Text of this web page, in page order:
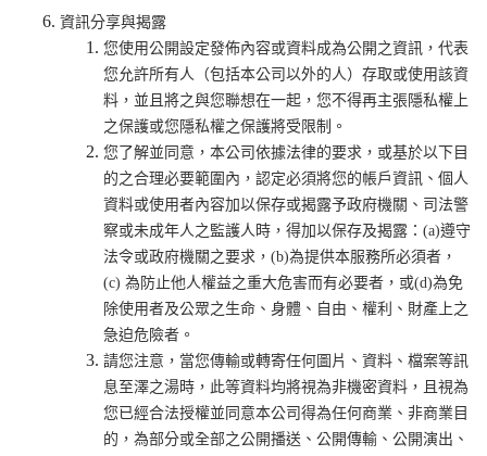
資訊分享與揭露
您使用公開設定發佈內容或資料成為公開之資訊，代表
您允許所有人（包括本公司以外的人）存取或使用該資
料，並且將之與您聯想在一起，您不得再主張隱私權上
之保護或您隱私權之保護將受限制。
您了解並同意，本公司依據法律的要求，或基於以下目
的之合理必要範圍內，認定必須將您的帳戶資訊、個人
資料或使用者內容加以保存或揭露予政府機關、司法警
察或未成年人之監護人時，得加以保存及揭露：(a)遵守
法令或政府機關之要求，(b)為提供本服務所必須者，
(c) 為防止他人權益之重大危害而有必要者，或(d)為免
除使用者及公眾之生命、身體、自由、權利、財產上之
急迫危險者。
請您注意，當您傳輸或轉寄任何圖片、資料、檔案等訊
息至澤之湯時，此等資料均將視為非機密資料，且視為
您已經合法授權並同意本公司得為任何商業、非商業目
的，為部分或全部之公開播送、公開傳輸、公開演出、